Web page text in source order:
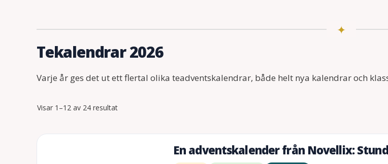
Tekalendrar 2026
Varje år ges det ut ett flertal olika teadventskalendrar, både helt nya kalendrar och
Visar 1–12 av 24 resultatSortera
En adventskalender från Novellix: